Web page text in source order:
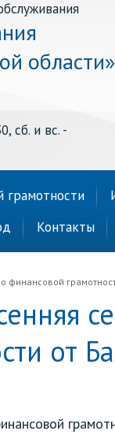
области»
сб. и вс. -
грамотности
Контакты
финансовой
от